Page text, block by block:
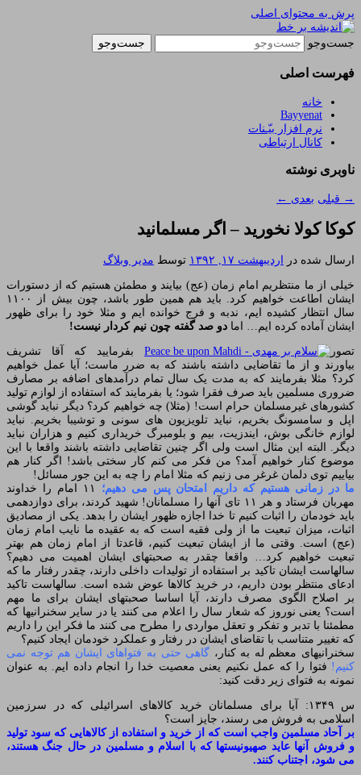
پرش به محتوای اصلی
اندیشه بر خط
یادداشتهای یک معلم در باب زندگی، اخلاق، اخبار،
علم و سیاست
جست‌وجو
فهرست اصلی
خانه
Bayyenat
نرم افزار بیّـنات
کانال ارتباطی
ناوبری نوشته
→ قبلی بعدی ←
کوکا کولا نخورید – اگر مسلمانید
ارسال شده در اردیبهشت ۱۷, ۱۳۹۲ توسط مدیر وبلاگ
خیلی از ما منتظریم امام زمان (عج) بیایند و مطمئن هستیم که از دستورات
ایشان اطاعت خواهیم کرد. باید هم همین طور باشد، چون بیش از ۱۱۰۰
سال انتظار کشیده ایم، ندبه و فرج خوانده ایم و مثلا خود را برای ظهور
ایشان آماده کرده ایم… اما دو صد گفته چون نیم کردار نیست!
تصور
بفرمایید که آقا تشریف
بیاورند و از ما تقاضایی داشته باشند که به ضرر ماست؛ آیا عمل خواهیم
کرد؟ مثلا بفرمایند که به مدت یک سال تمام درآمدهای اضافه بر مصارف
ضروری مسلمین باید صرف فقرا شود؛ یا بفرمایند که استفاده از لوازم تولید
کشورهای غیرمسلمان حرام است! (مثلا) چه خواهیم کرد؟ دیگر نباید گوشی
اپل و سامسونگ بخریم، نباید تلویزیون های سونی و توشیبا بخریم. نباید
لوازم خانگی بوش، ایندزیت، بیم و بلومبرگ خریداری کنیم و هزاران نباید
دیگر. البته این مثال است ولی اگر چنین تقاضایی داشته باشند واقعا با این
موضوع کنار خواهیم آمد؟ من فکر می کنم کار سختی باشد! اگر کنار هم
بیاییم توی دلمان غرغر می زنیم که مثلا امام را چه به این جور مسائل!
ما در زمانی هستیم که داریم امتحان پس می دهیم؛
۱۱ امام را خداوند
مهربان فرستاد و هر ۱۱ تای آنها را مسلمانان! شهید کردند، برای دوازدهمی
باید خودمان را اثبات کنیم تا خدا اجازه ظهور ایشان را بدهد. یکی از مصادیق
اثبات، میزان تبعیت ما از ولی فقیه است که به عقیده ما نایب امام زمان
(عج) است. وقتی ما از ایشان تبعیت کنیم، قاعدتا از امام زمان هم بهتر
تبعیت خواهیم کرد… واقعا چقدر به صحبتهای ایشان اهمیت می دهیم؟
سالهاست ایشان تاکید بر استفاده از تولیدات داخلی دارند، چقدر رفتار ما که
ادعای منتظر بودن داریم، در خرید کالاها عوض شده است. سالهاست تاکید
بر اصلاح الگوی مصرف دارند، آیا اساسا صحبتهای ایشان برای ما مهم
است؟ یعنی نوروز که شعار سال را اعلام می کنند یا در سایر سخنرانیها که
مطمئنا با تدبر و تفکر و تعقل مواردی را مطرح می کنند ما فکر این را داریم
که تغییر متناسب با تقاضای ایشان در رفتار و عملکرد خودمان ایجاد کنیم؟
سخنرانیهای معظم له به کنار، گاهی حتی به فتواهای ایشان هم توجه نمی
کنیم! فتوا را که عمل نکنیم یعنی معصیت خدا را انجام داده ایم. به عنوان
نمونه به فتوای زیر دقت کنید:
س ۱۳۴۹: آیا براى مسلمانان خرید کالاهاى اسرائیلى که در سرزمین
اسلامى به فروش می ‏رسند، جایز است؟
بر آحاد مسلمین واجب است که از خرید و استفاده از کالاهایى که سود تولید
و فروش آنها عاید صهیونیست‏ها که با اسلام و مسلمین در حال جنگ هستند،
مى‏ شود، اجتناب کنند.